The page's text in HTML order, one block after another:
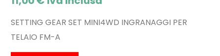
SETTING GEAR SET MINI4WD INGRANAGGI PER
TELAIO FM-A